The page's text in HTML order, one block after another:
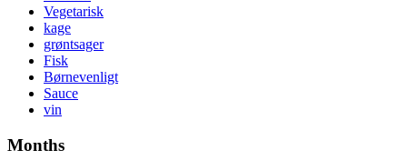
Vegetarisk
kage
grøntsager
Fisk
Børnevenligt
Sauce
vin
Months